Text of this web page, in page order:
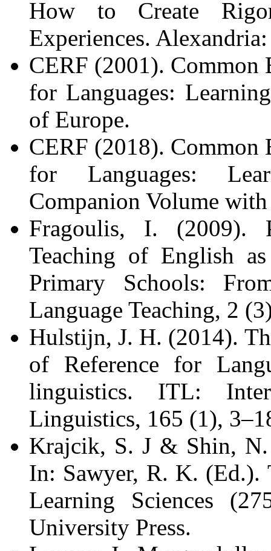
How to Create
Experiences.
CERF (2001). Common
for Languages:
of Europe.
CERF (2018). Common
for Languages:
Companion Volume
Fragoulis, I. (2009).
Teaching of English
Primary Schools:
Language Teaching, 2
Hulstijn, J. H. (2014).
of Reference for
linguistics. ITL:
Linguistics, 165 (1),
Krajcik, S. J & Shin, N.
In: Sawyer, R. K. (Ed.).
Learning Sciences
University Press.